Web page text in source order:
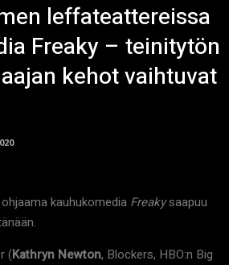
leffateattereissa
Freaky – teinitytön
kehot vaihtuvat
ohjaama kauhukomedia Freakysaapuu
(Kathryn Newton, Blockers, HBO:n Big